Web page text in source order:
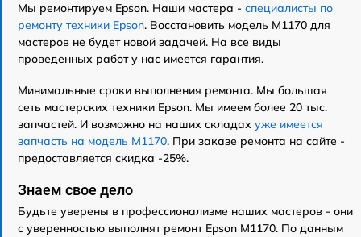
Мы ремонтируем Epson. Наши мастера - специалисты по
ремонту техники Epson. Восстановить модель M1170 для
мастеров не будет новой задачей. На все виды
проведенных работ у нас имеется гарантия.
Минимальные сроки выполнения ремонта. Мы большая
сеть мастерских техники Epson. Мы имеем более 20 тыс.
запчастей. И возможно на наших складах уже имеется
запчасть на модель M1170. При заказе ремонта на сайте -
предоставляется скидка -25%.
Знаем свое дело
Будьте уверены в профессионализме наших мастеров - они
с уверенностью выполнят ремонт Epson M1170. По данным